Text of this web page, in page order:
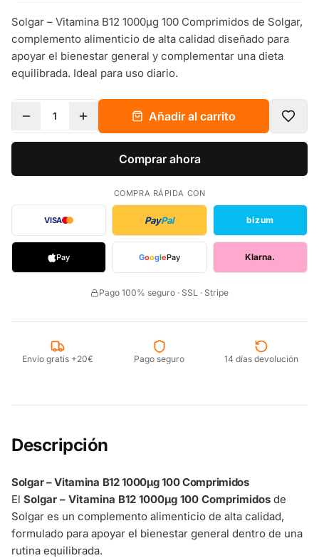
Solgar – Vitamina B12 1000µg 100 Comprimidos de Solgar,
complemento alimenticio de alta calidad diseñado para
apoyar el bienestar general y complementar una dieta
equilibrada. Ideal para uso diario.
1 Añadir al carrito
Comprar ahora
COMPRA RÁPIDA CON
VISA PayPal bizum
Pay GooglePay Klarna.
Pago 100% seguro · SSL · Stripe
Envío gratis +20€ Pago seguro 14 días devolución
Descripción
Solgar – Vitamina B12 1000µg 100 Comprimidos
El Solgar – Vitamina B12 1000µg 100 Comprimidos de
Solgar es un complemento alimenticio de alta calidad,
formulado para apoyar el bienestar general dentro de una
rutina equilibrada.